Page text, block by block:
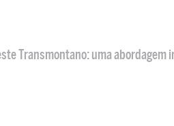
Transmontano: uma abordagem